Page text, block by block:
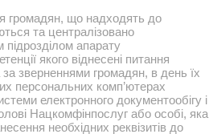
громадян, що надходять до
та централізовано
апарату
якого віднесені питання
зверненнями громадян, в день їх
персональних комп’ютерах
електронного документообігу і
Нацкомфінпослуг або особі, яка
необхідних реквізитів до